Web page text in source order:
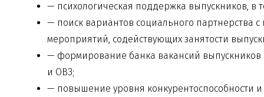
— психологическая поддержка выпускников, в
— поиск вариантов социального партнерства
мероприятий, содействующих занятости
— формирование банка вакансий выпускников
и ОВЗ;
— повышение уровня конкурентоспособности